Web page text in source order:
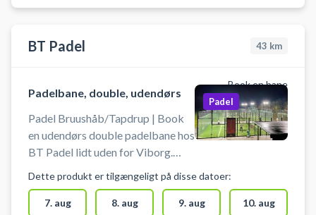
padelbat og købe bolde mod
indendørssko.
BT Padel 43 km
Book en bane
Padelbane, double, udendørs
Padel Bruushåb/Tapdrup | Book
en udendørs double padelbane hos
BT Padel lidt uden for Viborg.
udendørs padeltennis baner, 3
doublebaner og 1 single
Padel
Dette produkt er tilgængeligt på disse datoer:
7. aug 8. aug 9. aug 10. aug